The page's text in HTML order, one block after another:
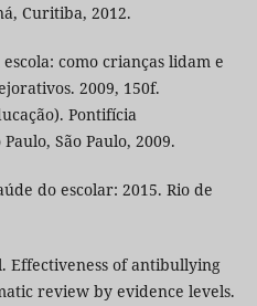
Curitiba, 2012.
como crianças lidam e
2009, 150f.
Pontifícia
São Paulo, 2009.
do escolar: 2015. Rio de
Effectiveness of antibullying
review by evidence levels.